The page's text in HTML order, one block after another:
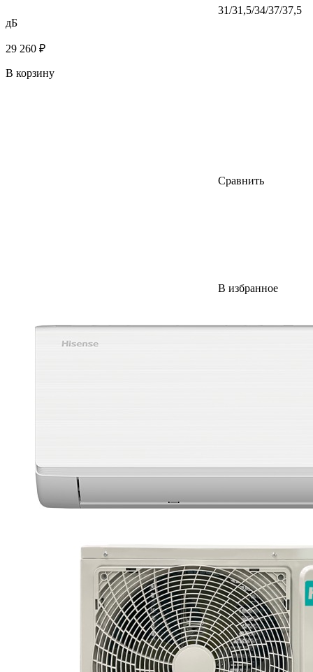
31/31,5/34/37/37,5
дБ
29 260 ₽
В корзину
Сравнить
В избранное